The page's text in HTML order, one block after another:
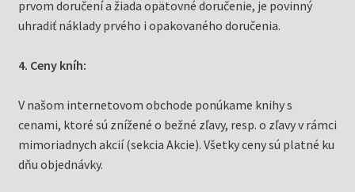
prvom doručení a žiada opätovné doručenie, je povinný
uhradiť náklady prvého i opakovaného doručenia.
4. Ceny kníh:
V našom internetovom obchode ponúkame knihy s
cenami, ktoré sú znížené o bežné zľavy, resp. o zľavy v rámci
mimoriadnych akcií (sekcia Akcie). Všetky ceny sú platné ku
dňu objednávky.